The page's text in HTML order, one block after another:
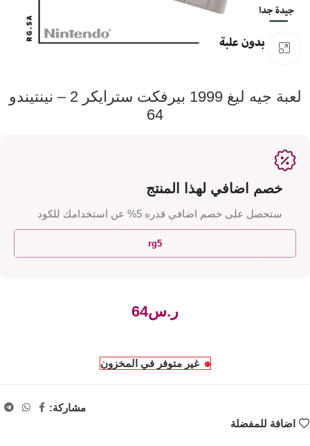
لعبة جيه ليغ 1999 بيرفكت سترايكر 2 – نينتيندو
64
خصم اضافي لهذا المنتج
ستحصل على خصم اضافي قدره 5% عن استخدامك للكود
rg5
ر.س
غير متوفر في المخزون
مشاركة:
اضافة للمفضلة
اضفط لتكبير الصورة